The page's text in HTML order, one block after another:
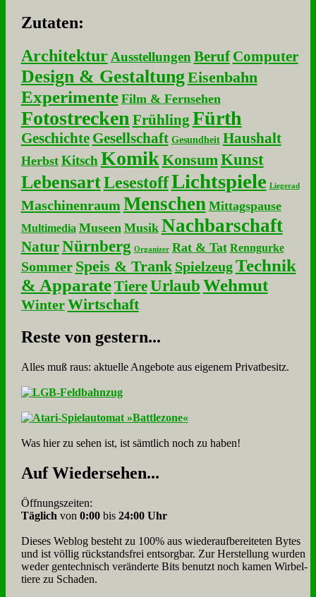
Zu­ta­ten:
Architektur Ausstellungen Beruf Computer
Design & GestaltungEisenbahn
Experimente Film & Fernsehen
Fotostrecken Frühling Fürth
Geschichte Gesellschaft Gesundheit Haushalt
Herbst Kitsch Komik KonsumKunst
LebensartLesestoffLichtspiele Liegerad
Maschinenraum Menschen Mittagspause
Multimedia Museen Musik Nachbarschaft
NaturNürnberg Organizer Rat & Tat Renngurke
Sommer Speis & Trank Spielzeug Technik
& Apparate Tiere UrlaubWehmut
Winter Wirtschaft
Re­ste von ge­stern...
Alles muß raus: aktuelle An­ge­bo­te aus eigenem Privatbesitz.
Was hier zu sehen ist, ist sämt­lich noch zu haben!
Auf Wie­der­se­hen...
Öffnungszeiten:
Täglich von 0:00bis 24:00 Uhr
Dieses Weblog besteht zu 100% aus wie­der­auf­bereite­ten Bytes
und ist völlig rück­stands­frei ent­sorg­bar. Zur Herstellung wurden
weder gen­tech­nisch veränderte Bits benutzt noch kamen Wir­bel­
tiere zu Scha­den.